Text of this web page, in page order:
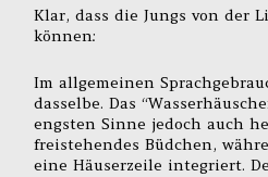
Klar, dass die Jungs von der
können:
Im allgemeinen
dasselbe. Das
engsten Sinne jedoch auch
freistehendes Büdchen,
eine Häuserzeile integriert.